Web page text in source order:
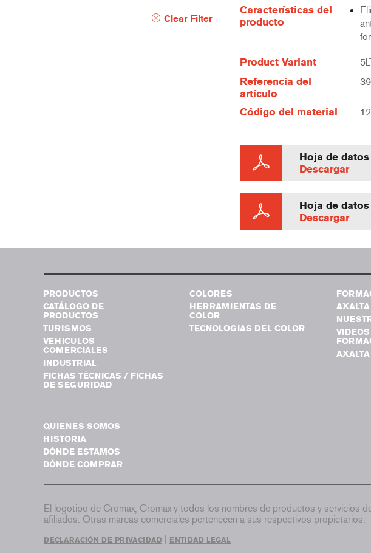
Clear Filter
Características del
producto
Product Variant
Referencia del
artículo
Código del material
Hoja de
Descargar
Hoja de
Descargar
PRODUCTOS
CATÁLOGO DE
PRODUCTOS
TURISMOS
VEHICULOS
COMERCIALES
INDUSTRIAL
FICHAS TÉCNICAS / FICHAS
DE SEGURIDAD
COLORES
HERRAMIENTAS DE
COLOR
TECNOLOGIAS DEL COLOR
QUIENES SOMOS
HISTORIA
DÓNDE ESTAMOS
DÓNDE COMPRAR
El logotipo de Cromax, Cromax y todos los nombres de productos y servicios
afiliados. Otras marcas comerciales pertenecen a sus respectivos propietarios.
DECLARACIÓN DE PRIVACIDAD ENTIDAD LEGAL